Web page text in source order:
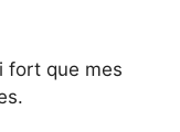
fort que mes